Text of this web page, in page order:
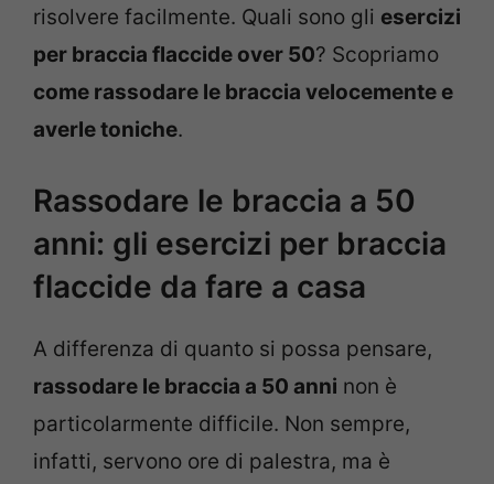
risolvere facilmente. Quali sono gli esercizi
per braccia flaccide over 50? Scopriamo
come rassodare le braccia velocemente e
averle toniche.
Rassodare le braccia a 50
anni: gli esercizi per braccia
flaccide da fare a casa
A differenza di quanto si possa pensare,
rassodare le braccia a 50 anni non è
particolarmente difficile. Non sempre,
infatti, servono ore di palestra, ma è